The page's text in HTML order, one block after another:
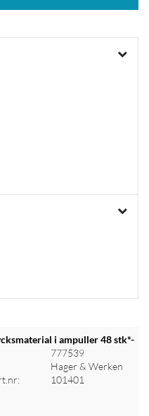
i ampuller 48 stk*-
777539
Hager & Werken
101401